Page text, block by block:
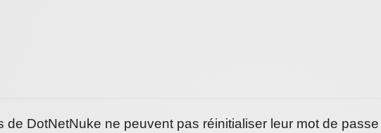
de DotNetNuke ne peuvent pas réinitialiser leur mot de passe